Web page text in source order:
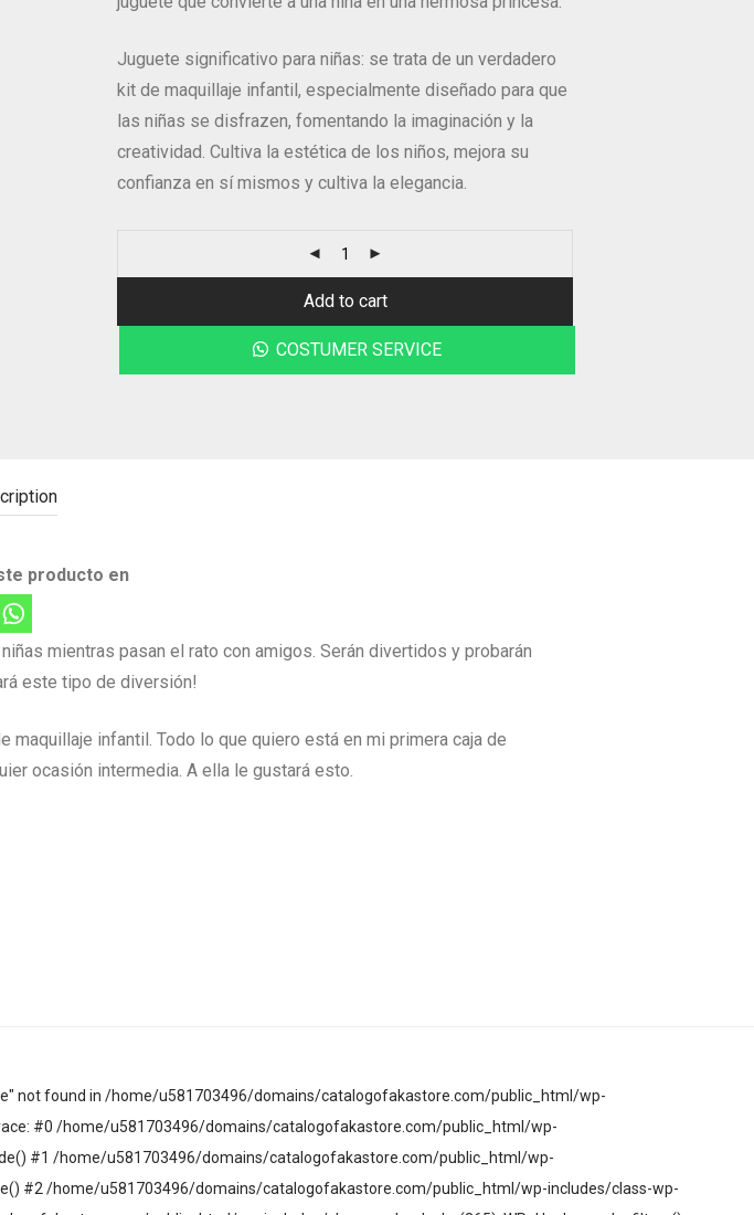
Juguete significativo para niñas: se trata de un verdadero
kit de maquillaje infantil, especialmente diseñado para que
las niñas se disfrazen, fomentando la imaginación y la
creatividad. Cultiva la estética de los niños, mejora su
confianza en sí mismos y cultiva la elegancia.
Add to cart
COSTUMER SERVICE
producto en
mientras pasan el rato con amigos. Serán divertidos y probarán
este tipo de diversión!
infantil. Todo lo que quiero está en mi primera caja de
ocasión intermedia. A ella le gustará esto.
not found in /home/u581703496/domains/catalogofakastore.com/public_html/wp-
#0 /home/u581703496/domains/catalogofakastore.com/public_html/wp-
#1 /home/u581703496/domains/catalogofakastore.com/public_html/wp-
#2 /home/u581703496/domains/catalogofakastore.com/public_html/wp-includes/class-wp-